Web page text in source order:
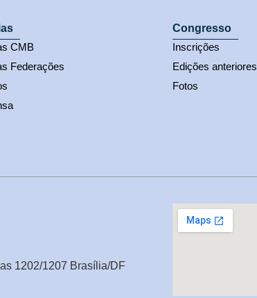
CMB
Federações
Congresso
Inscrições
Edições anteriores
Fotos
1202/1207 Brasília/DF